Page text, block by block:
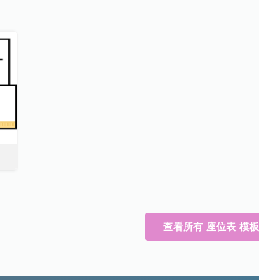
查看所有 座位表 模板